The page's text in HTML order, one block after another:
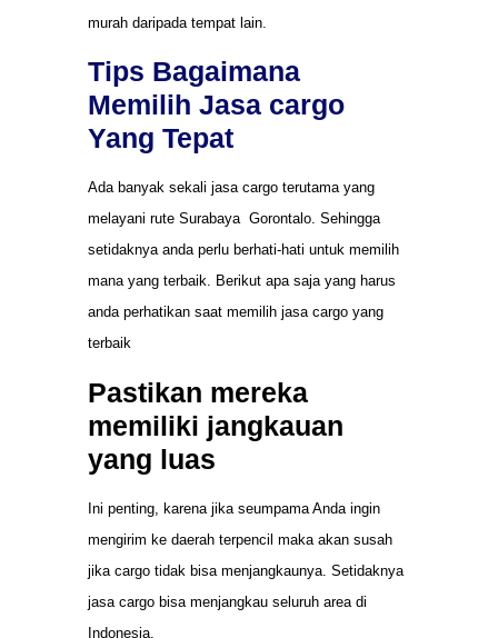
murah daripada tempat lain.
Tips Bagaimana
Memilih Jasa cargo
Yang Tepat
Ada banyak sekali jasa cargo terutama yang
melayani rute Surabaya Gorontalo. Sehingga
setidaknya anda perlu berhati-hati untuk memilih
mana yang terbaik. Berikut apa saja yang harus
anda perhatikan saat memilih jasa cargo yang
terbaik
Pastikan mereka
memiliki jangkauan
yang luas
Ini penting, karena jika seumpama Anda ingin
mengirim ke daerah terpencil maka akan susah
jika cargo tidak bisa menjangkaunya. Setidaknya
jasa cargo bisa menjangkau seluruh area di
Indonesia.